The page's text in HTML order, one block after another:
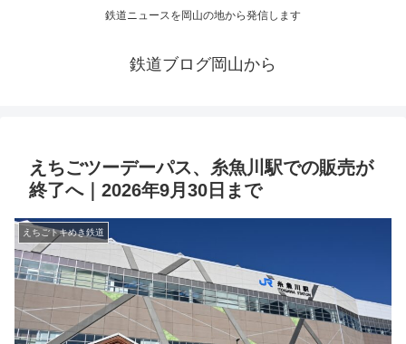
鉄道ニュースを岡山の地から発信します
鉄道ブログ岡山から
えちごツーデーパス、糸魚川駅での販売が
終了へ｜2026年9月30日まで
えちごトキめき鉄道